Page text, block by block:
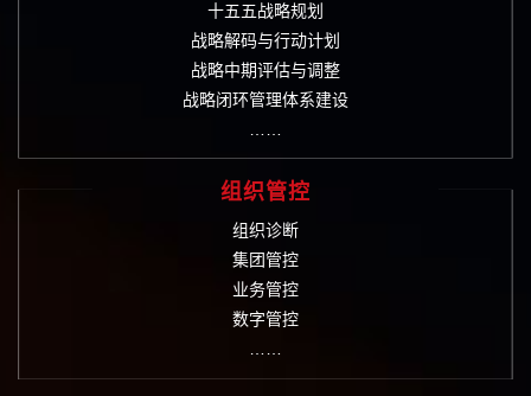
十五五战略规划
战略解码与行动计划
战略中期评估与调整
战略闭环管理体系建设
……
组织管控
组织诊断
集团管控
业务管控
数字管控
……